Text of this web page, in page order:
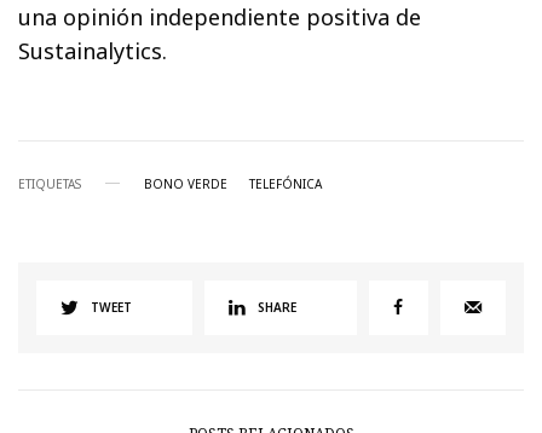
una opinión independiente positiva de
Sustainalytics.
ETIQUETAS BONO VERDE TELEFÓNICA
TWEET SHARE